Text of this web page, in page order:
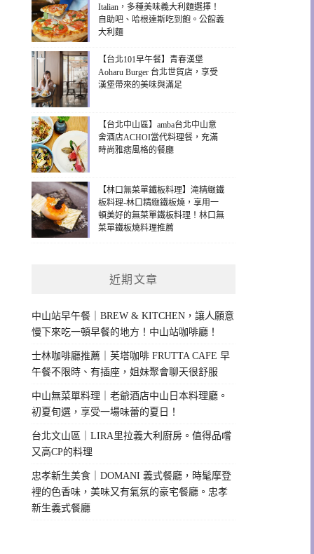
Italian，多種美味義大利麵選擇！
自助吧、哈根達斯吃到飽。公館義
大利麵
【台北101早午餐】青春漢堡
Aoharu Burger 台北世貿店，享受
漢堡帶來的美味與滿足
【台北中山區】amba台北中山意
舍酒店ACHOI當代料理餐，充滿
時尚雅痞風格的餐廳
【林口無菜單鐵板料理】滝精緻鐵
板料理-林口精緻鐵板燒，享用一
頓美好的無菜單鐵板料理！林口無
菜單鐵板燒料理推薦
近期文章
中山站早午餐｜BREW & KITCHEN，讓人願意
慢下來吃一頓早餐的地方！中山站咖啡廳！
士林咖啡廳推薦｜芙塔咖啡 FRUTTA CAFE 早
午餐不限時、有插座，姐妹聚會聊天很舒服
中山無菜單料理｜老爺酒店中山日本料理廳。
初夏旬選，享受一場味蕾的夏日！
台北文山區｜LIRA里拉義大利廚房。值得品嚐
又高CP的料理
忠孝新生美食｜DOMANI 義式餐廳，時髦摩登
裡的色香味，美味又有氣氛的豪宅餐廳。忠孝
新生義式餐廳